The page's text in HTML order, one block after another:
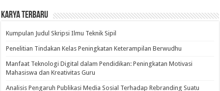
Karya Terbaru
Kumpulan Judul Skripsi Ilmu Teknik Sipil
Penelitian Tindakan Kelas Peningkatan Keterampilan Berwudhu
Manfaat Teknologi Digital dalam Pendidikan: Peningkatan Motivasi
Mahasiswa dan Kreativitas Guru
Analisis Pengaruh Publikasi Media Sosial Terhadap Rebranding Suatu